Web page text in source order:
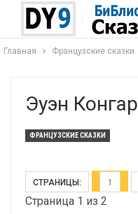
Главная Французские сказки
Эуэн Конгар
ФРАНЦУЗСКИЕ СКАЗКИ
СТРАНИЦЫ: 1
Страница 1 из 2